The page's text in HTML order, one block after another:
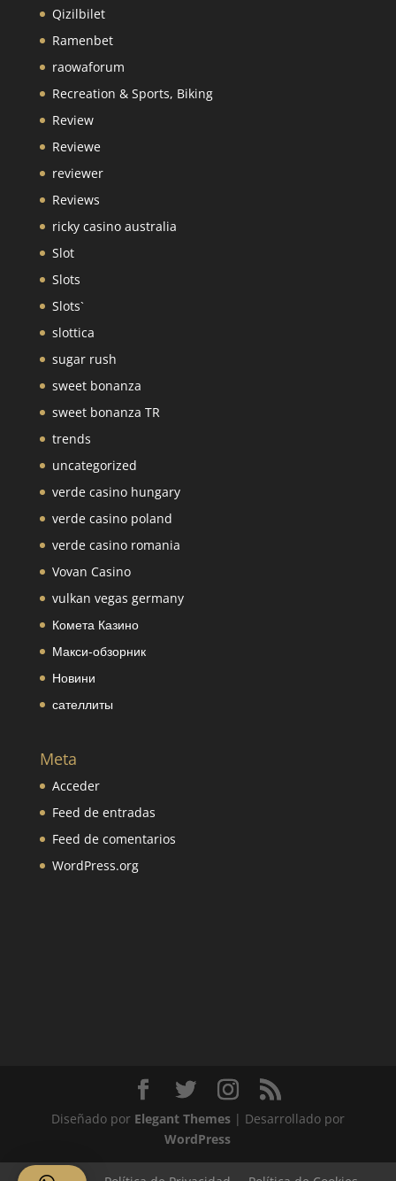
Qizilbilet
Ramenbet
raowaforum
Recreation & Sports, Biking
Review
Reviewe
reviewer
Reviews
ricky casino australia
Slot
Slots
Slots`
slottica
sugar rush
sweet bonanza
sweet bonanza TR
trends
uncategorized
verde casino hungary
verde casino poland
verde casino romania
Vovan Casino
vulkan vegas germany
Комета Казино
Макси-обзорник
Новини
сателлиты
Meta
Acceder
Feed de entradas
Feed de comentarios
WordPress.org
Diseñado por Elegant Themes| Desarrollado por
WordPress